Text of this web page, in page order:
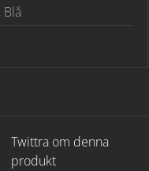
Blå
Twittra om denna
produkt